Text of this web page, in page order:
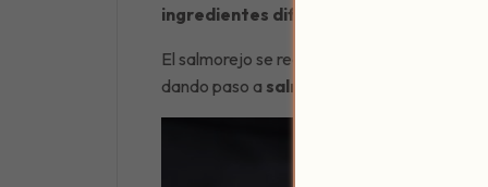
ingredientes diferentes y el don del
El salmorejo se realizaba con ingredientes
dando paso a salmorejos con